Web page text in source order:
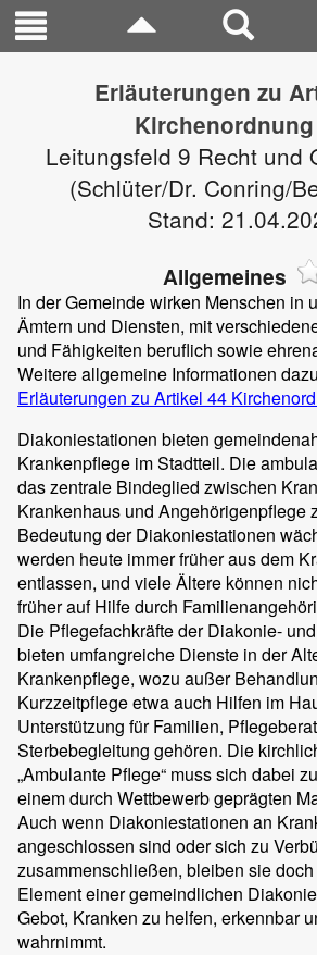
Erläuterungen zu
Kirchenordnung
Leitungsfeld 9 Recht und
(Schlüter/Dr. Conring/
Stand:
Allgemeines
In der Gemeinde wirken Menschen in
Ämtern und Diensten, mit
und Fähigkeiten beruflich sowie
Weitere allgemeine Informationen
Erläuterungen zu Artikel 44
Diakoniestationen bieten
Krankenpflege im Stadtteil. Die
das zentrale Bindeglied zwischen
Krankenhaus und Angehörigenpflege
Bedeutung der Diakoniestationen
werden heute immer früher aus dem
entlassen, und viele Ältere können
früher auf Hilfe durch
Die Pflegefachkräfte der Diakonie-
bieten umfangreiche Dienste in der
Krankenpflege, wozu außer
Kurzzeitpflege etwa auch Hilfen im
Unterstützung für Familien,
Sterbebegleitung gehören. Die
„Ambulante Pflege“ muss sich dabei
einem durch Wettbewerb geprägten
Auch wenn Diakoniestationen an
angeschlossen sind oder sich zu
zusammenschließen, bleiben sie
Element einer gemeindlichen
Gebot, Kranken zu helfen, erkennbar
wahrnimmt.